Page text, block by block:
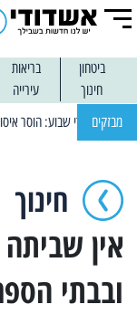
ביטחון בריאות
חינוך
עירייה
מבזקים
חינוך
אין
ובבתי